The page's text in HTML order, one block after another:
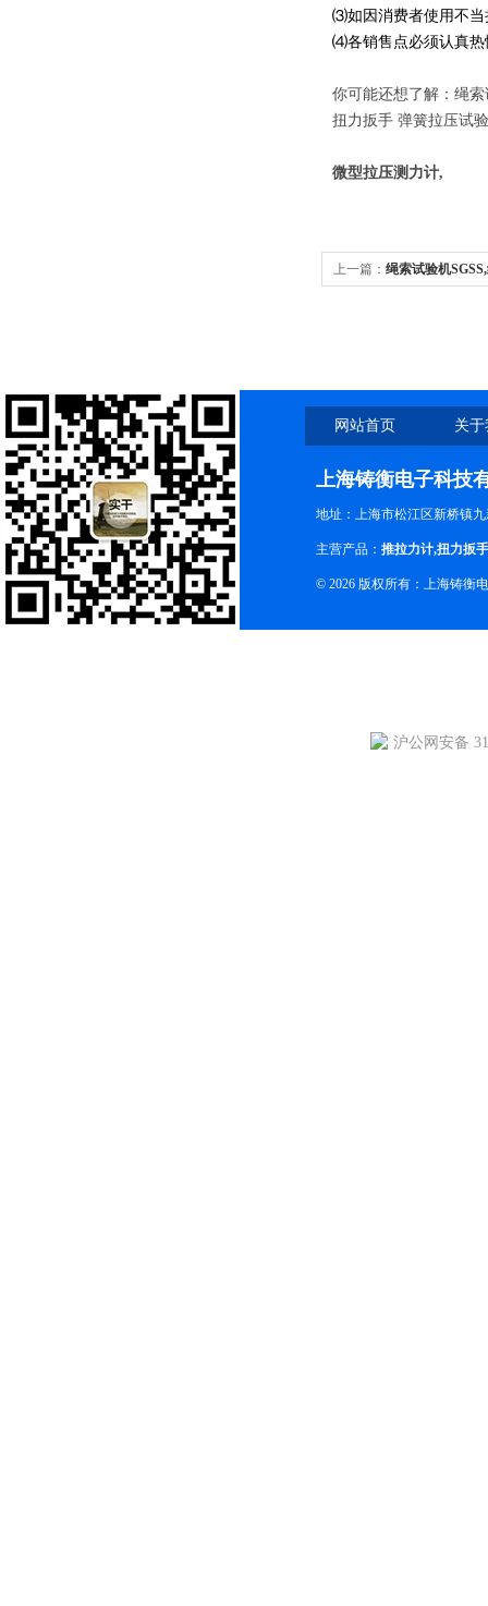
⑶如因消费者使用不当
⑷各销售点必须认真热
你可能还想了解：绳
扭力扳手 弹簧拉压试
微型拉压测力计,
上一篇： 绳索试验机
网站首页 关
上海铸衡电子科技
地址：上海市松江区新桥镇
主营产品： 推拉力计,扭力扳手
© 2026 版权所有：上海铸衡
沪公网安备